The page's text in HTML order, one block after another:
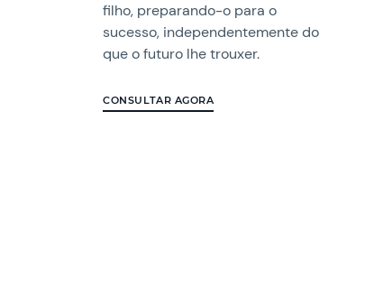
filho, preparando-o para o
sucesso, independentemente do
que o futuro lhe trouxer.
CONSULTAR AGORA